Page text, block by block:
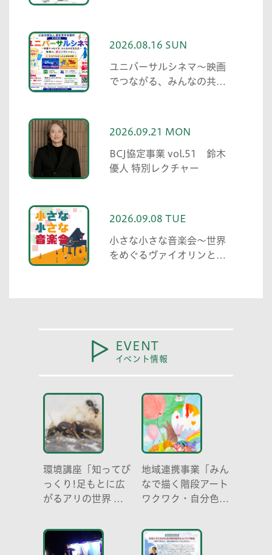
2026.08.16 SUN
ユニバーサルシネマ～映画
でつながる、みんなの共生
2026.09.21 MON
BCJ協定事業 vol.51 鈴木
優人 特別レクチャー
2026.09.08 TUE
小さな小さな音楽会～世界
をめぐるヴァイオリンとピ
EVENT
イベント情報
環境講座「知ってび
っくり!足もとに広
がるアリの世界 ア
成り立ち、生態系に
おける役割」
地域連携事業「みん
なで描く階段アート
ワクワク・自分色の